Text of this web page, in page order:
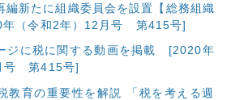
編新たに組織委員会を設置【総務組織
年（令和2年）12月号 第415号]
ジに税に関する動画を掲載
[2020年
号 第415号]
教育の重要性を解説 「税を考える週